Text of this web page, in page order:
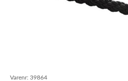
Varenr: 39864